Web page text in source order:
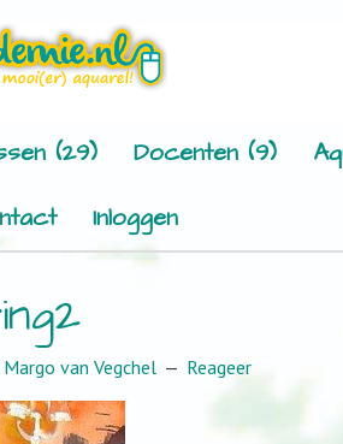
(29) Docenten (9)
Inloggen
Margo van Vegchel Reageer